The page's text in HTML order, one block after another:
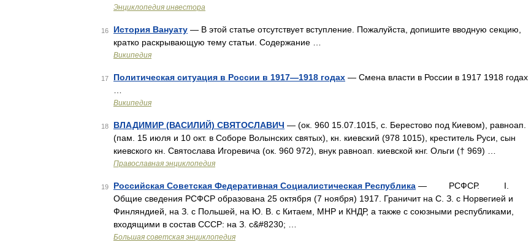
Энциклопедия инвестора
16 История Вануату — В этой статье отсутствует вступление. Пожалуйста, допишите вводную секцию,
кратко раскрывающую тему статьи. Содержание …
Википедия
17 Политическая ситуация в России в 1917—1918 годах — Смена власти в России в 1917 1918 годах
Википедия
18 ВЛАДИМИР (ВАСИЛИЙ) СВЯТОСЛАВИЧ — (ок. 960 15.07.1015, с. Берестово под Киевом), равноап.
(пам. 15 июля и 10 окт. в Соборе Волынских святых), кн. киевский (978 1015), креститель Руси, сын
киевского кн. Святослава Игоревича (ок. 960 972), внук равноап. киевской кнг. Ольги († 969) …
Православная энциклопедия
19 Российская Советская Федеративная Социалистическая Республика — РСФСР. I.
Общие сведения РСФСР образована 25 октября (7 ноября) 1917. Граничит на С. З. с Норвегией и
Финляндией, на З. с Польшей, на Ю. В. с Китаем, МНР и КНДР, а также с союзными республиками,
входящими в состав СССР: на З. с&#8230; …
Большая советская энциклопедия